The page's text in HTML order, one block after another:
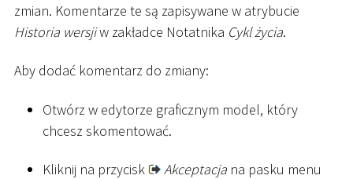
zmian. Komentarze te są zapisywane w atrybucie
Historia wersjiw zakładce Notatnika Cykl życia.
Aby dodać komentarz do zmiany:
Otwórz w edytorze graficznym model, który
chcesz skomentować.
Kliknij na przycisk Akceptacja na pasku menu